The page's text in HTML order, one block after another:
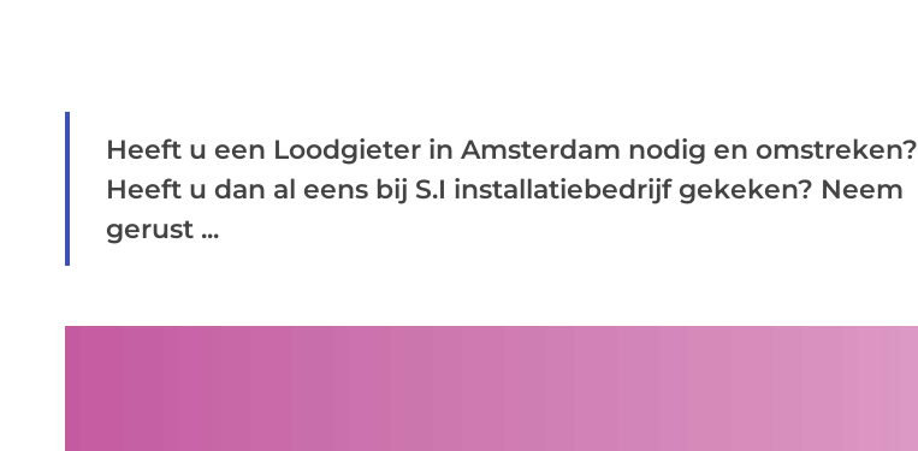
Heeft u een Loodgieter in Amsterdam nodig en omstreken?
Heeft u dan al eens bij S.I installatiebedrijf gekeken? Neem
gerust ...